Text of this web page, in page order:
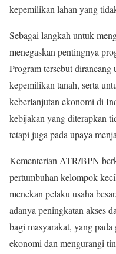
kepemilikan lahan yang
Sebagai langkah untuk
menegaskan pentingnya
Program tersebut
kepemilikan tanah, serta
keberlanjutan ekonomi di
kebijakan yang diterapkan
tetapi juga pada upaya
Kementerian ATR/BPN
pertumbuhan kelompok
menekan pelaku usaha
adanya peningkatan akses
bagi masyarakat, yang
ekonomi dan mengurangi